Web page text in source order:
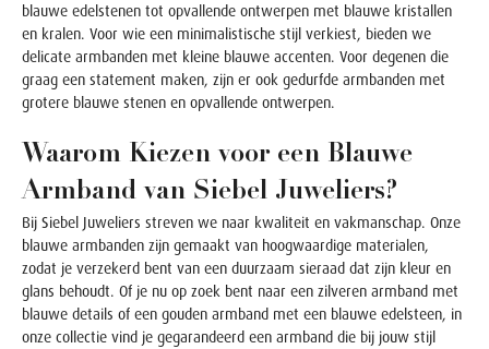
blauwe edelstenen tot opvallende ontwerpen met blauwe kristallen
en kralen. Voor wie een minimalistische stijl verkiest, bieden we
delicate armbanden met kleine blauwe accenten. Voor degenen die
graag een statement maken, zijn er ook gedurfde armbanden met
grotere blauwe stenen en opvallende ontwerpen.
Waarom Kiezen voor een Blauwe
Armband van Siebel Juweliers?
Bij Siebel Juweliers streven we naar kwaliteit en vakmanschap. Onze
blauwe armbanden zijn gemaakt van hoogwaardige materialen,
zodat je verzekerd bent van een duurzaam sieraad dat zijn kleur en
glans behoudt. Of je nu op zoek bent naar een zilveren armband met
blauwe details of een gouden armband met een blauwe edelsteen, in
onze collectie vind je gegarandeerd een armband die bij jouw stijl